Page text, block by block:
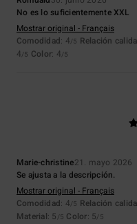
No es lo suficientemente XXL
Mostrar original - Français
Comodidad: 4/5 Relación
4/5 Color: 4/5
Marie-christine21. mayo 2026
Se ajusta a la descripción.
Mostrar original - Français
Comodidad: 4/5 Relación
Material: 5 /5 Color: 5/5